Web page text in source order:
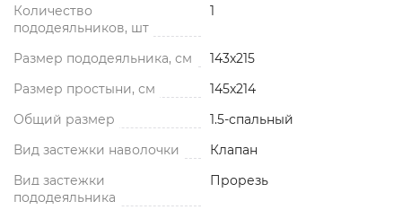
Количество
пододеяльников, шт
1
Размер пододеяльника, см
143x215
Размер простыни, см
145x214
Общий размер
1.5-спальный
Вид застежки наволочки
Клапан
Вид застежки
пододеяльника
Прорезь